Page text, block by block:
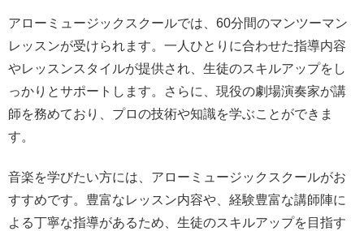
アローミュージックスクールでは、60分間のマンツーマン
レッスンが受けられます。一人ひとりに合わせた指導内容
やレッスンスタイルが提供され、生徒のスキルアップをし
っかりとサポートします。さらに、現役の劇場演奏家が講
師を務めており、プロの技術や知識を学ぶことができま
す。
音楽を学びたい方には、アローミュージックスクールがお
すすめです。豊富なレッスン内容や、経験豊富な講師陣に
よる丁寧な指導があるため、生徒のスキルアップを目指す